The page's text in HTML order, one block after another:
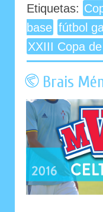
Etiquetas:
base fútbol
XXIII Copa
Brais